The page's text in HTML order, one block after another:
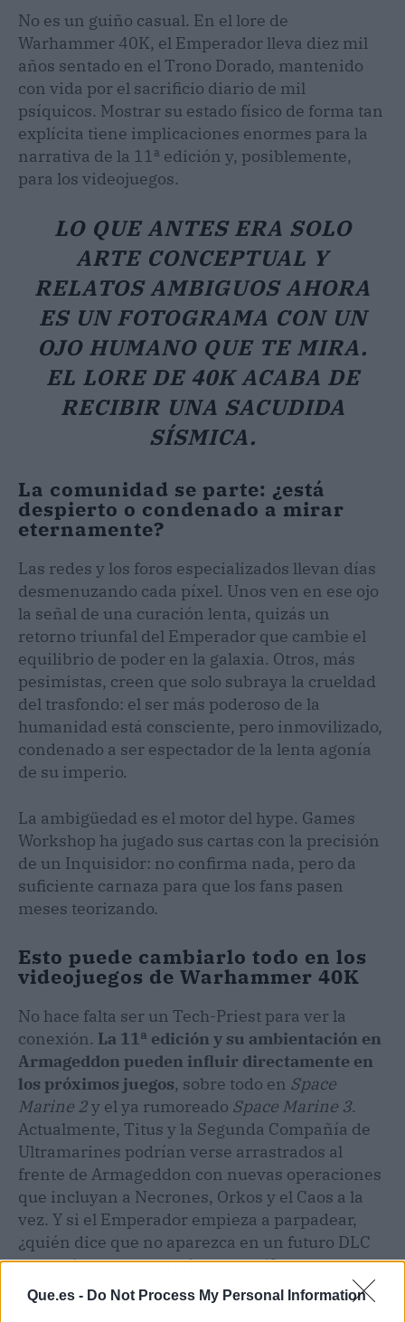
Que.es - Do Not Process My Personal Information
No es un guiño casual. En el lore de
Warhammer 40K, el Emperador lleva diez mil
años sentado en el Trono Dorado, mantenido
con vida por el sacrificio diario de mil
psíquicos. Mostrar su estado físico de forma tan
explícita tiene implicaciones enormes para la
narrativa de la 11ª edición y, posiblemente,
para los videojuegos.
LO QUE ANTES ERA SOLO
ARTE CONCEPTUAL Y
RELATOS AMBIGUOS AHORA
ES UN FOTOGRAMA CON UN
OJO HUMANO QUE TE MIRA.
EL LORE DE 40K ACABA DE
RECIBIR UNA SACUDIDA
SÍSMICA.
La comunidad se parte: ¿está
despierto o condenado a mirar
eternamente?
Las redes y los foros especializados llevan días
desmenuzando cada píxel. Unos ven en ese ojo
la señal de una curación lenta, quizás un
retorno triunfal del Emperador que cambie el
equilibrio de poder en la galaxia. Otros, más
pesimistas, creen que solo subraya la crueldad
del trasfondo: el ser más poderoso de la
humanidad está consciente, pero inmovilizado,
condenado a ser espectador de la lenta agonía
de su imperio.
La ambigüedad es el motor del hype. Games
Workshop ha jugado sus cartas con la precisión
de un Inquisidor: no confirma nada, pero da
suficiente carnaza para que los fans pasen
meses teorizando.
Esto puede cambiarlo todo en los
videojuegos de Warhammer 40K
No hace falta ser un Tech-Priest para ver la
conexión. La 11ª edición y su ambientación en
Armageddon pueden influir directamente en
los próximos juegos, sobre todo en Space
Marine 2y el ya rumoreado Space Marine 3.
Actualmente, Titus y la Segunda Compañía de
Ultramarines podrían verse arrastrados al
frente de Armageddon con nuevas operaciones
que incluyan a Necrones, Orkos y el Caos a la
vez. Y si el Emperador empieza a parpadear,
¿quién dice que no aparezca en un futuro DLC
como elemento narrativo central?